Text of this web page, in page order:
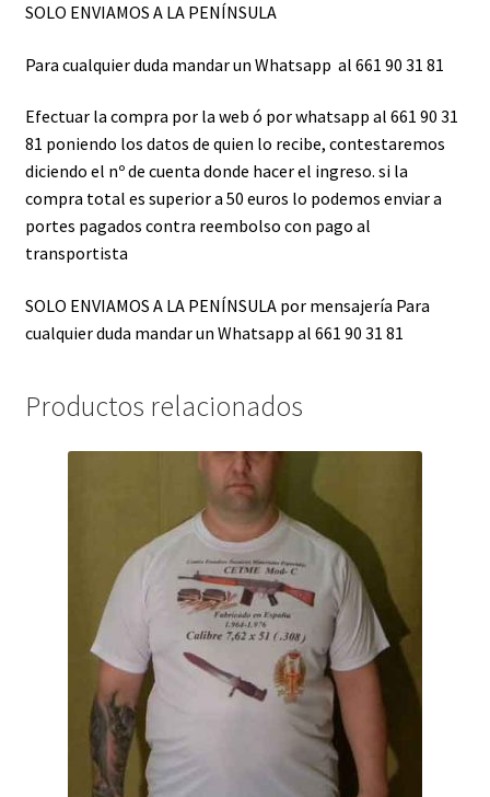
SOLO ENVIAMOS A LA PENÍNSULA
Para cualquier duda mandar un Whatsapp al 661 90 31 81
Efectuar la compra por la web ó por whatsapp al 661 90 31
81 poniendo los datos de quien lo recibe, contestaremos
diciendo el nº de cuenta donde hacer el ingreso. si la
compra total es superior a 50 euros lo podemos enviar a
portes pagados contra reembolso con pago al
transportista
SOLO ENVIAMOS A LA PENÍNSULA por mensajería Para
cualquier duda mandar un Whatsapp al 661 90 31 81
Productos relacionados